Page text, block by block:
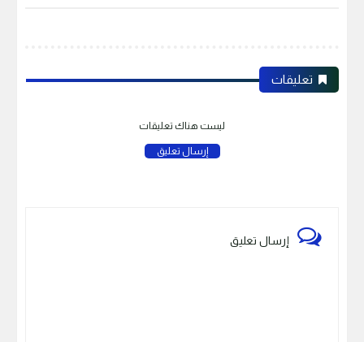
تعليقات
ليست هناك تعليقات
إرسال تعليق
إرسال تعليق